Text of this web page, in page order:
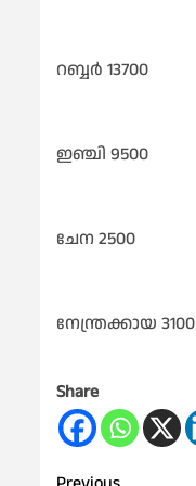
റബ്ബർ 13700
ഇഞ്ചി 9500
ചേന 2500
നേന്ത്രക്കായ 3100
Share